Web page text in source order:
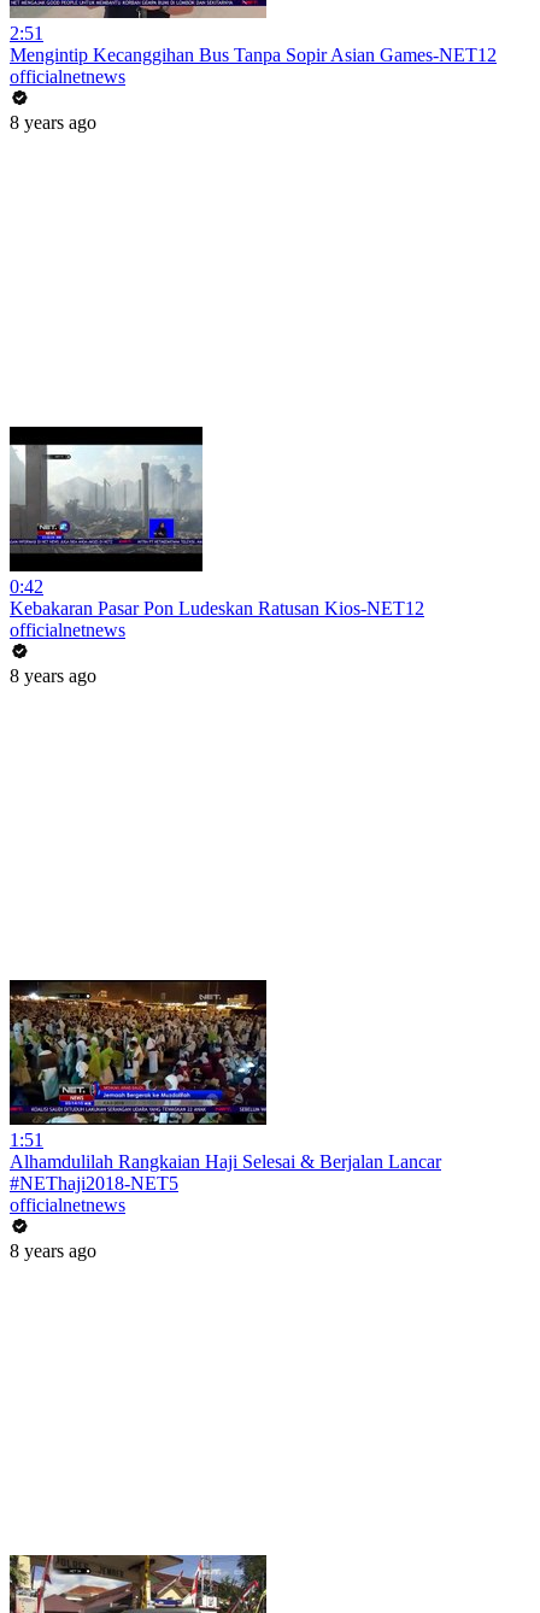
2:51
Mengintip Kecanggihan Bus Tanpa Sopir Asian Games-NET12
officialnetnews
8 years ago
0:42
Kebakaran Pasar Pon Ludeskan Ratusan Kios-NET12
officialnetnews
8 years ago
1:51
Alhamdulilah Rangkaian Haji Selesai & Berjalan Lancar
#NEThaji2018-NET5
officialnetnews
8 years ago